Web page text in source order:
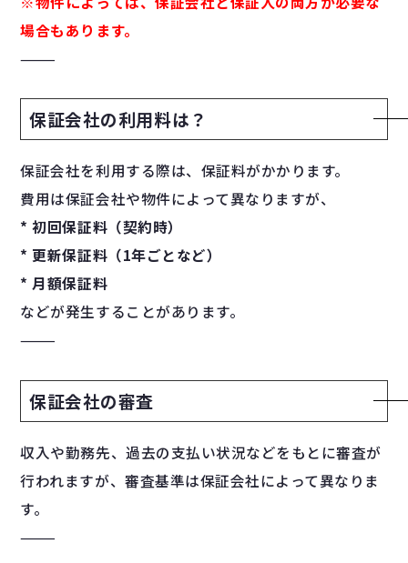
場合もあります。
⸻
保証会社の利用料は？
保証会社を利用する際は、保証料がかかります。
費用は保証会社や物件によって異なりますが、
* 初回保証料（契約時）
* 更新保証料（1年ごとなど）
* 月額保証料
などが発生することがあります。
⸻
保証会社の審査
収入や勤務先、過去の支払い状況などをもとに審査が
行われますが、審査基準は保証会社によって異なりま
す。
⸻